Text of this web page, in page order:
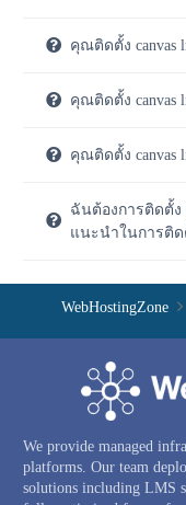
คุณติดตั้ง canvas
คุณติดตั้ง canvas
คุณติดตั้ง canvas
ฉันต้องการติดตั้ง
แนะนำในการติด
WebHostingZone
We provide managed
platforms. Our team
solutions including LMS